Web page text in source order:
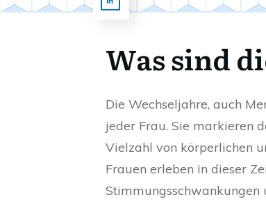
Was sind
Die Wechseljahre, auch
jeder Frau. Sie markieren
Vielzahl von körperlichen
Frauen erleben in dieser
Stimmungsschwankungen